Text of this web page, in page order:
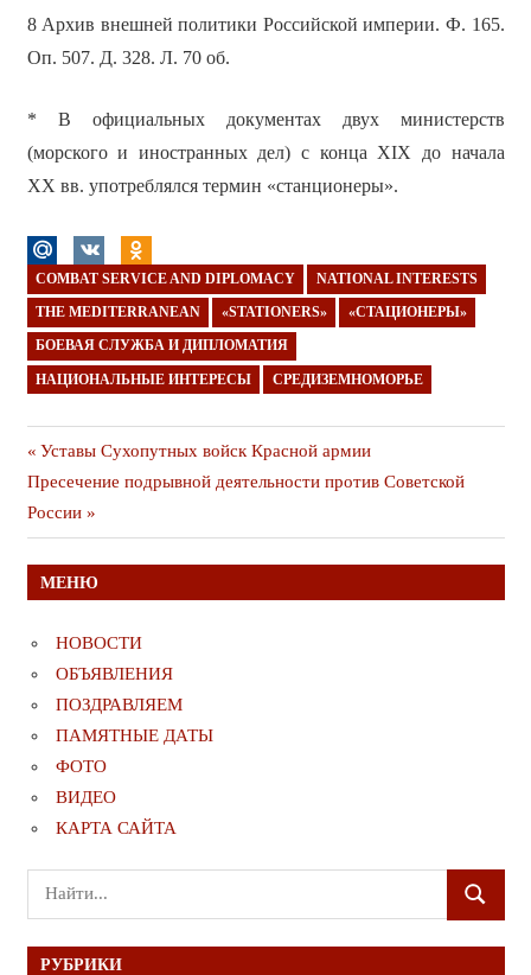
8 Архив внешней политики Российской империи. Ф. 165.
Оп. 507. Д. 328. Л. 70 об.
* В официальных документах двух министерств
(морского и иностранных дел) с конца XIX до начала
XX вв. употреблялся термин «станционеры».
COMBAT SERVICE AND DIPLOMACY NATIONAL INTERESTS
THE MEDITERRANEAN «STATIONERS» «СТАЦИОНЕРЫ»
БОЕВАЯ СЛУЖБА И ДИПЛОМАТИЯ
НАЦИОНАЛЬНЫЕ ИНТЕРЕСЫ СРЕДИЗЕМНОМОРЬЕ
Навигация
по
записям
Предыдущая
публикация
Уставы Сухопутных войск Красной армии
Следующая
публикация
Пресечение подрывной деятельности против Советской
России
МЕНЮ
НОВОСТИ
ОБЪЯВЛЕНИЯ
ПОЗДРАВЛЯЕМ
ПАМЯТНЫЕ ДАТЫ
ФОТО
ВИДЕО
КАРТА САЙТА
Поиск
для:
ПОИСК
РУБРИКИ